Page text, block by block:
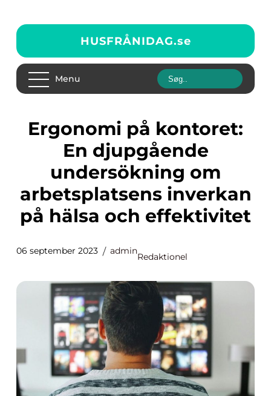
HUSFRÅNIDAG.se
Menu
Ergonomi på kontoret:
En djupgående
undersökning om
arbetsplatsens inverkan
på hälsa och effektivitet
06 september 2023 admin
Redaktionel